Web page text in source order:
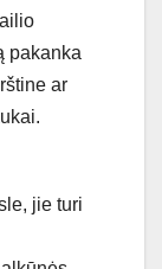
pakanka
ar
jie turi